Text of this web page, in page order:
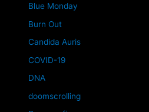
Blue Monday
Burn Out
Candida Auris
COVID-19
DNA
doomscrolling